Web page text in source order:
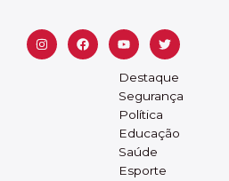
Destaque
Segurança
Política
Educação
Saúde
Esporte